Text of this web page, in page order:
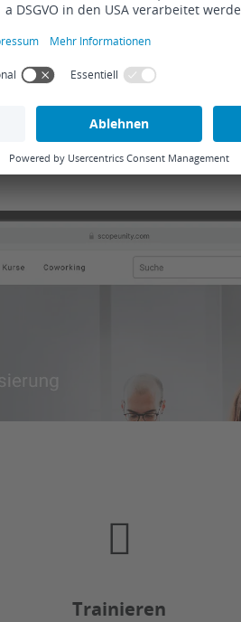
des
Service- und
Trainieren